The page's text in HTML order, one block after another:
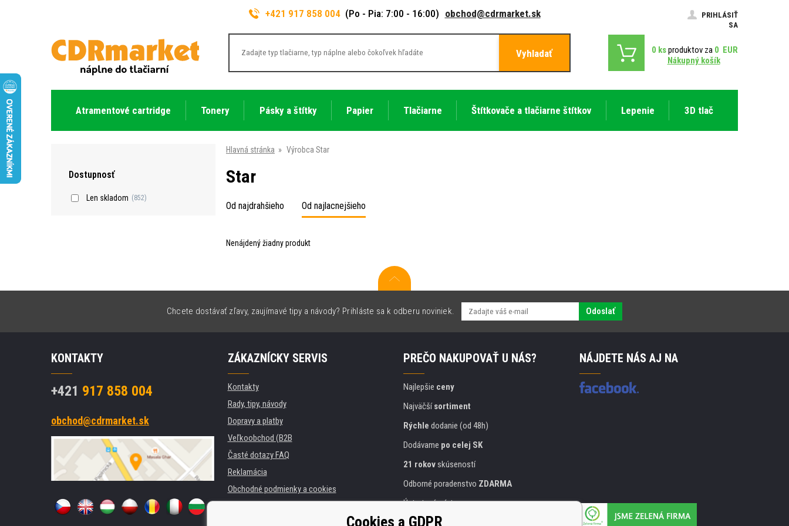
+421 917 858 004 (Po - Pia: 7:00 - 16:00) obchod@cdrmarket.sk
PRIHLÁSIŤ
SA
Vyhladať 0 ksproduktov za 0 EUR
Nákupný košík
Atramentové cartridge Tonery Pásky a štítky Papier Tlačiarne Štítkovače a tlačiarne štítkov Lepenie 3D tlač
Dostupnosť
Len skladom (852)
Hlavná stránka » Výrobca Star
Star
Od najdrahšieho Od najlacnejšieho
Nenájdený žiadny produkt
Chcete dostávať zľavy, zaujímavé tipy a návody? Prihláste sa k odberu noviniek. Odoslať
KONTAKTY
+421 917 858 004
obchod@cdrmarket.sk
ZÁKAZNÍCKY SERVIS
Kontakty
Rady, tipy, návody
Dopravy a platby
Veľkoobchod (B2B
Časté dotazy FAQ
Reklamácia
Obchodné podmienky a cookies
PREČO NAKUPOVAŤ U NÁS?
Najlepšie ceny
Najväčšísortiment
Rýchle dodanie (od 48h)
Dodávame po celej SK
21 rokovskúseností
Odborné poradenstvo ZDARMA
Ústretový prístup
Zlatýcertifikát
NÁJDETE NÁS AJ NA
Cookies a GDPR